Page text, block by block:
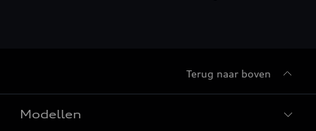
Terug naar boven
Modellen